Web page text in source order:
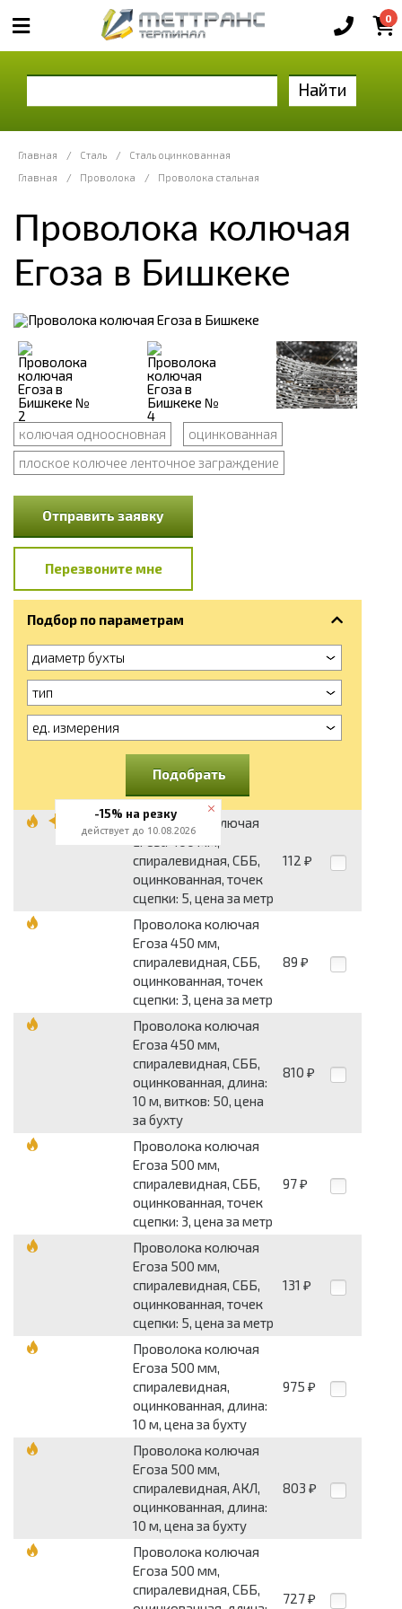
0
Найти
Главная / Сталь /
Сталь оцинкованная
Главная
/ Проволока / Проволока стальная
Проволока колючая
Егоза в Бишкеке
колючая одноосновная
оцинкованная
плоское колючее ленточное заграждение
Отправить заявку
Перезвоните мне
Подбор по параметрам
диаметр бухты
тип
ед. измерения
Подобрать
Проволока колючая
Егоза 400 мм,
спиралевидная, СББ,
оцинкованная, точек
сцепки: 5, цена за метр
112 ₽
Проволока колючая
Егоза 450 мм,
спиралевидная, СББ,
оцинкованная, точек
сцепки: 3, цена за метр
89 ₽
Проволока колючая
Егоза 450 мм,
спиралевидная, СББ,
оцинкованная, длина:
10 м, витков: 50, цена
за бухту
810 ₽
Проволока колючая
Егоза 500 мм,
спиралевидная, СББ,
оцинкованная, точек
сцепки: 3, цена за метр
97 ₽
Проволока колючая
Егоза 500 мм,
спиралевидная, СББ,
оцинкованная, точек
сцепки: 5, цена за метр
131 ₽
Проволока колючая
Егоза 500 мм,
спиралевидная,
оцинкованная, длина:
10 м, цена за бухту
975 ₽
Проволока колючая
Егоза 500 мм,
спиралевидная, АКЛ,
оцинкованная, длина:
10 м, цена за бухту
803 ₽
Проволока колючая
Егоза 500 мм,
спиралевидная, СББ,
727 ₽
-15% на резку
действует до 10.08.2026